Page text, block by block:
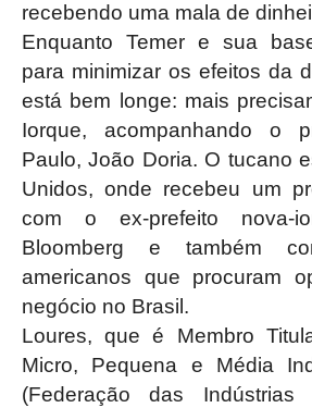
recebendo uma mala de
Enquanto Temer e sua
para minimizar os efeitos da
está bem longe: mais
Iorque, acompanhando o
Paulo, João Doria. O tucano
Unidos, onde recebeu um
com o ex-prefeito nova-
Bloomberg e também
americanos que procuram
negócio no Brasil.
Loures, que é Membro
Micro, Pequena e Média
(Federação das